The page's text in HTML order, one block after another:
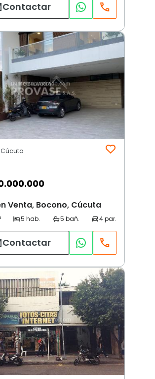
Contactar
Venta, Bocono, Cúcuta
Contactar